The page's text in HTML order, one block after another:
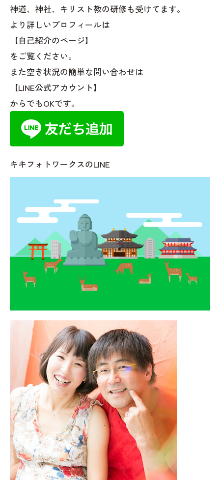
神道、神社、キリスト教の研修も受けてます。
より詳しいプロフィールは
【自己紹介のページ】
をご覧ください。
また空き状況の簡単な問い合わせは
【LINE公式アカウント】
からでもOKです。
キキフォトワークスのLINE